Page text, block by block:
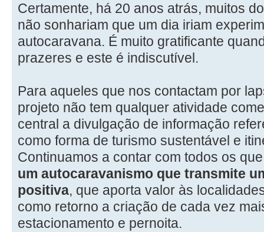
Certamente, há 20 anos atrás, muitos
não sonhariam que um dia iriam
autocaravana. É muito gratificante
prazeres e este é indiscutível.
Para aqueles que nos contactam por
projeto não tem qualquer atividade
central a divulgação de informação
como forma de turismo sustentável e
Continuamos a contar com todos os
um autocaravanismo que transmite
positiva, que aporta valor às
como retorno a criação de cada vez
estacionamento e pernoita.